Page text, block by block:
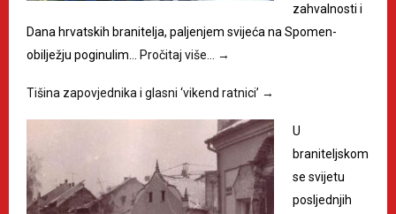
zahvalnosti i
Dana hrvatskih branitelja, paljenjem svijeća na Spomen-
obilježju poginulim…
Pročitaj više… →
Tišina zapovjednika i glasni ‘vikend ratnici’ →
U
braniteljskom
se svijetu
posljednjih